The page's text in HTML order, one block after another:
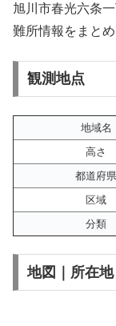
旭川市春光六条
難所情報をまとめ
観測地点
地域名
高さ
都道府県
区域
分類
地図｜所在地